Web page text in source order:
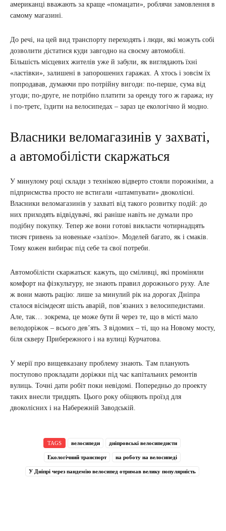
американці вважають за краще «помацати», роблячи замовлення в
самому магазині.
До речі, на цей вид транспорту переходять і люди, які можуть собі
дозволити дістатися куди завгодно на своєму автомобілі.
Більшість місцевих жителів уже й забули, як виглядають їхні
«ластівки», залишені в запорошених гаражах. А хтось і зовсім їх
попродавав, думаючи про потрійну вигоди: по-перше, сума від
угоди; по-друге, не потрібно платити за оренду того ж гаража; ну
і по-третє, їздити на велосипедах – зараз це екологічно й модно.
Власники веломагазинів у захваті,
а автомобілісти скаржаться
У минулому році склади з технікою відверто стояли порожніми, а
підприємства просто не встигали «штампувати» двоколісні.
Власники веломагазинів у захваті від такого розвитку подій: до
них приходять відвідувачі, які раніше навіть не думали про
подібну покупку. Тепер же вони готові викласти чотирнадцять
тисяч гривень за новеньке «залізо». Моделей багато, як і смаків.
Тому кожен вибирає під себе та свої потреби.
Автомобілісти скаржаться: кажуть, що сміливці, які проміняли
комфорт на фізкультуру, не знають правил дорожнього руху. Але
ж вони мають рацію: лише за минулий рік на дорогах Дніпра
сталося вісімдесят шість аварій, пов’язаних з велосипедистами.
Але, так… зокрема, це може бути й через те, що в місті мало
велодоріжок – всього дев’ять. З відомих – ті, що на Новому мосту,
біля скверу Прибережного і на вулиці Курчатова.
У мерії про вищевказану проблему знають. Там планують
поступово прокладати доріжки під час капітальних ремонтів
вулиць. Точні дати робіт поки невідомі. Попередньо до проекту
таких внесли тридцять. Цього року обіцяють проїзд для
двоколісних і на Набережній Заводській.
TAGS велосипеди дніпровські велосипедисти
Екологічний транспорт на роботу на велосипеді
У Дніпрі через пандемію велосипед отримав велику популярність